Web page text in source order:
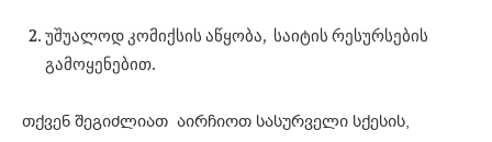
უშუალოდ კომიქსის აწყობა, საიტის რესურსების
გამოყენებით.
თქვენ შეგიძლიათ აირჩიოთ სასურველი სქესის,